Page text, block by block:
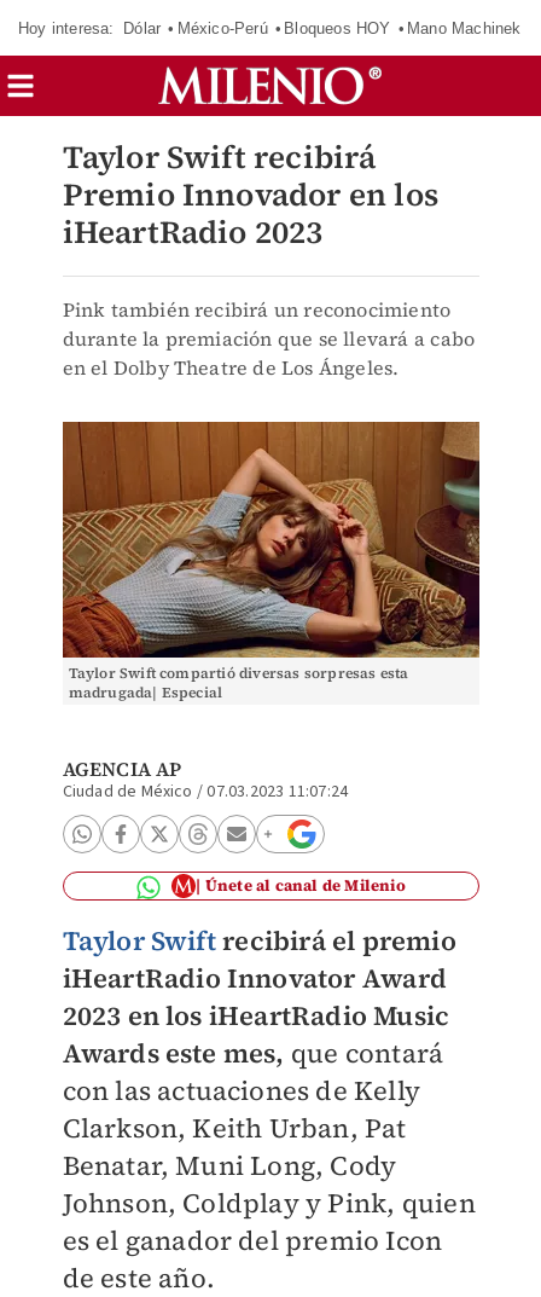
Hoy interesa: Dólar México-Perú Bloqueos HOY Mano Machinek
Taylor Swift recibirá
Premio Innovador en los
iHeartRadio 2023
Pink también recibirá un reconocimiento
durante la premiación que se llevará a cabo
en el Dolby Theatre de Los Ángeles.
Taylor Swift compartió diversas sorpresas esta
madrugada| Especial
AGENCIA AP
Ciudad de México /07.03.2023 11:07:24
Únete al canal de Milenio
Taylor Swiftrecibirá el premio
iHeartRadio Innovator Award
2023 en los iHeartRadio Music
Awards este mes, que contará
con las actuaciones de Kelly
Clarkson, Keith Urban, Pat
Benatar, Muni Long, Cody
Johnson, Coldplay y Pink, quien
es el ganador del premio Icon
de este año.